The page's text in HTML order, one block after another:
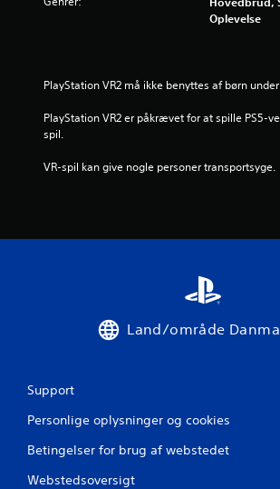
Oplevelse
PlayStation VR2 må ikke benyttes af børn under
PlayStation VR2 er påkrævet for at spille PS5-
spil.
VR-spil kan give nogle personer transportsyge.
Land/område
Support
Personlige oplysninger og cookies
Betingelser for brug af webstedet
Webstedsoversigt